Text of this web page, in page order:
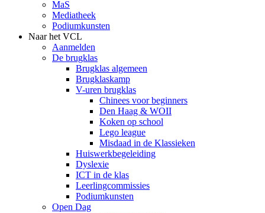
MaS
Mediatheek
Podiumkunsten
Naar het VCL
Aanmelden
De brugklas
Brugklas algemeen
Brugklaskamp
V-uren brugklas
Chinees voor beginners
Den Haag & WOII
Koken op school
Lego league
Misdaad in de Klassieken
Huiswerkbegeleiding
Dyslexie
ICT in de klas
Leerlingcommissies
Podiumkunsten
Open Dag